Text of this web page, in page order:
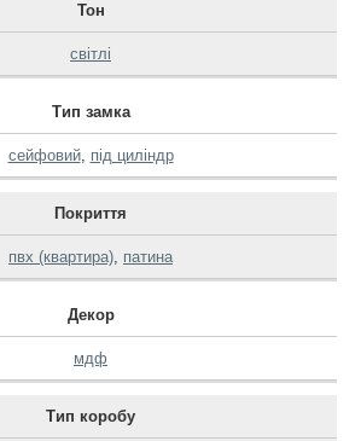
Тон
світлі
Тип замка
сейфовий, під циліндр
Покриття
пвх (квартира), патина
Декор
мдф
Тип коробу